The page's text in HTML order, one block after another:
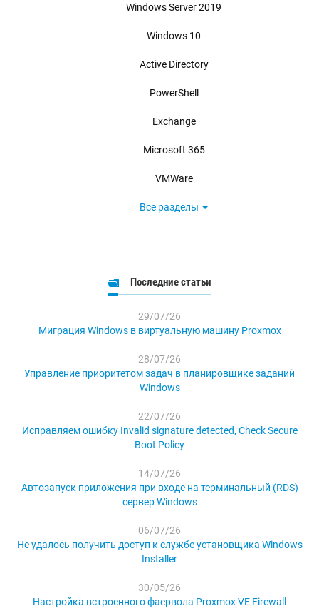
Windows Server 2019
Windows 10
Active Directory
PowerShell
Exchange
Microsoft 365
VMWare
Все разделы
Последние статьи
29/07/26
Миграция Windows в виртуальную машину Proxmox
28/07/26
Управление приоритетом задач в планировщике заданий
Windows
22/07/26
Исправляем ошибку Invalid signature detected, Check Secure
Boot Policy
14/07/26
Автозапуск приложения при входе на терминальный (RDS)
сервер Windows
06/07/26
Не удалось получить доступ к службе установщика Windows
Installer
30/05/26
Настройка встроенного фаервола Proxmox VE Firewall